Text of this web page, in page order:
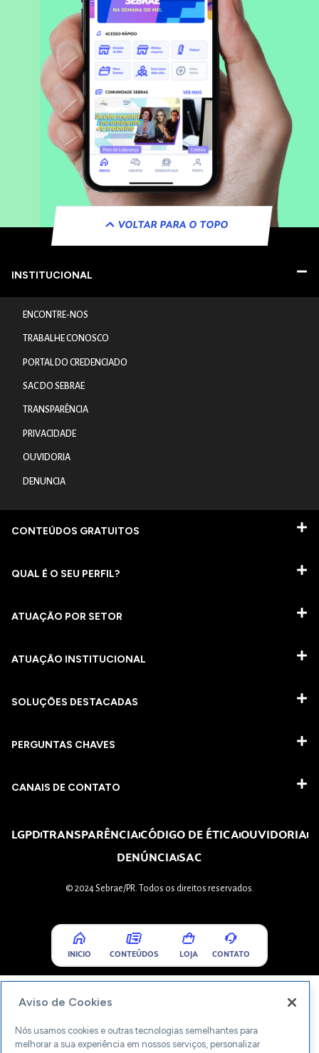
VOLTAR PARA O TOPO
INSTITUCIONAL
ENCONTRE-NOS
TRABALHE CONOSCO
PORTAL DO CREDENCIADO
SAC DO SEBRAE
TRANSPARÊNCIA
PRIVACIDADE
OUVIDORIA
DENUNCIA
CONTEÚDOS GRATUITOS
QUAL É O SEU PERFIL?
ATUAÇÃO POR SETOR
ATUAÇÃO INSTITUCIONAL
SOLUÇÕES DESTACADAS
PERGUNTAS CHAVES​
CANAIS DE CONTATO
LGPDTRANSPARÊNCIACÓDIGO DE ÉTICAOUVIDORIA
DENÚNCIASAC
© 2024 Sebrae/PR. Todos os direitos reservados.
INICIO CONTEÚDOS LOJA CONTATO
Aviso de Cookies
Nós usamos cookies e outras tecnologias semelhantes para
melhorar a sua experiência em nossos serviços, personalizar